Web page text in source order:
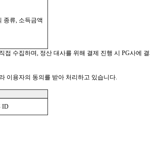
종류, 소득금액
수집하며, 정산 대사를 위해 결제 진행 시 PG사에
이용자의 동의를 받아 처리하고 있습니다.
ID